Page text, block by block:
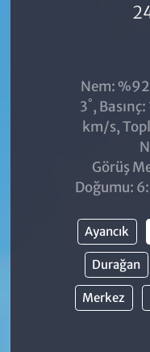
Nem:
3°,
km/s,
Görüş
Doğumu:
Ayancık
Durağan
Merkez